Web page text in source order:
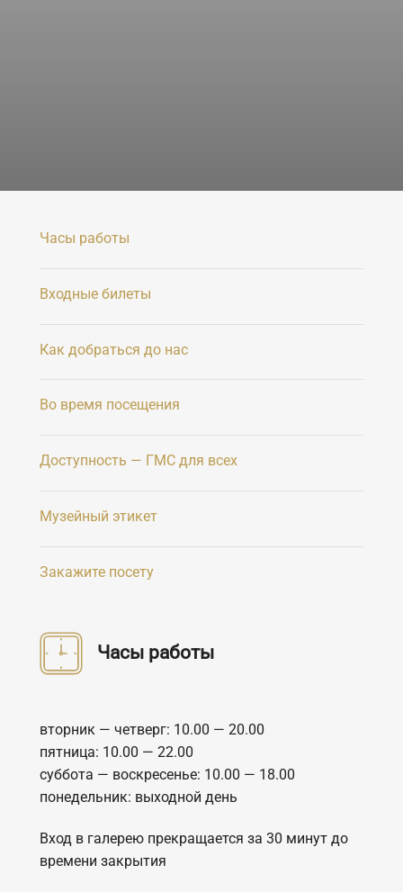
Часы работы
Входные билеты
Как добраться до нас
Во время посещения
Доступность — ГМС для всех
Музейный этикет
Закажите посету
Часы работы
вторник — четверг: 10.00 — 20.00
пятница: 10.00 — 22.00
суббота — воскресенье: 10.00 — 18.00
понедельник: выходной день
Вход в галерею прекращается за 30 минут до
времени закрытия